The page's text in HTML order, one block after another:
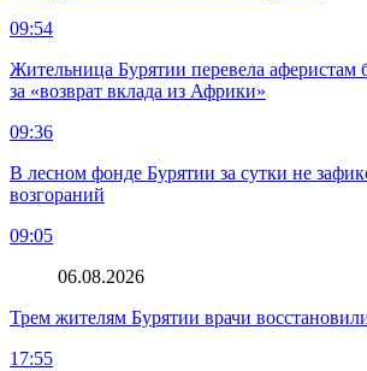
09:54
Жительница Бурятии перевела аферистам
за «возврат вклада из Африки»
09:36
В лесном фонде Бурятии за сутки не
возгораний
09:05
06.08.2026
Трем жителям Бурятии врачи
17:55